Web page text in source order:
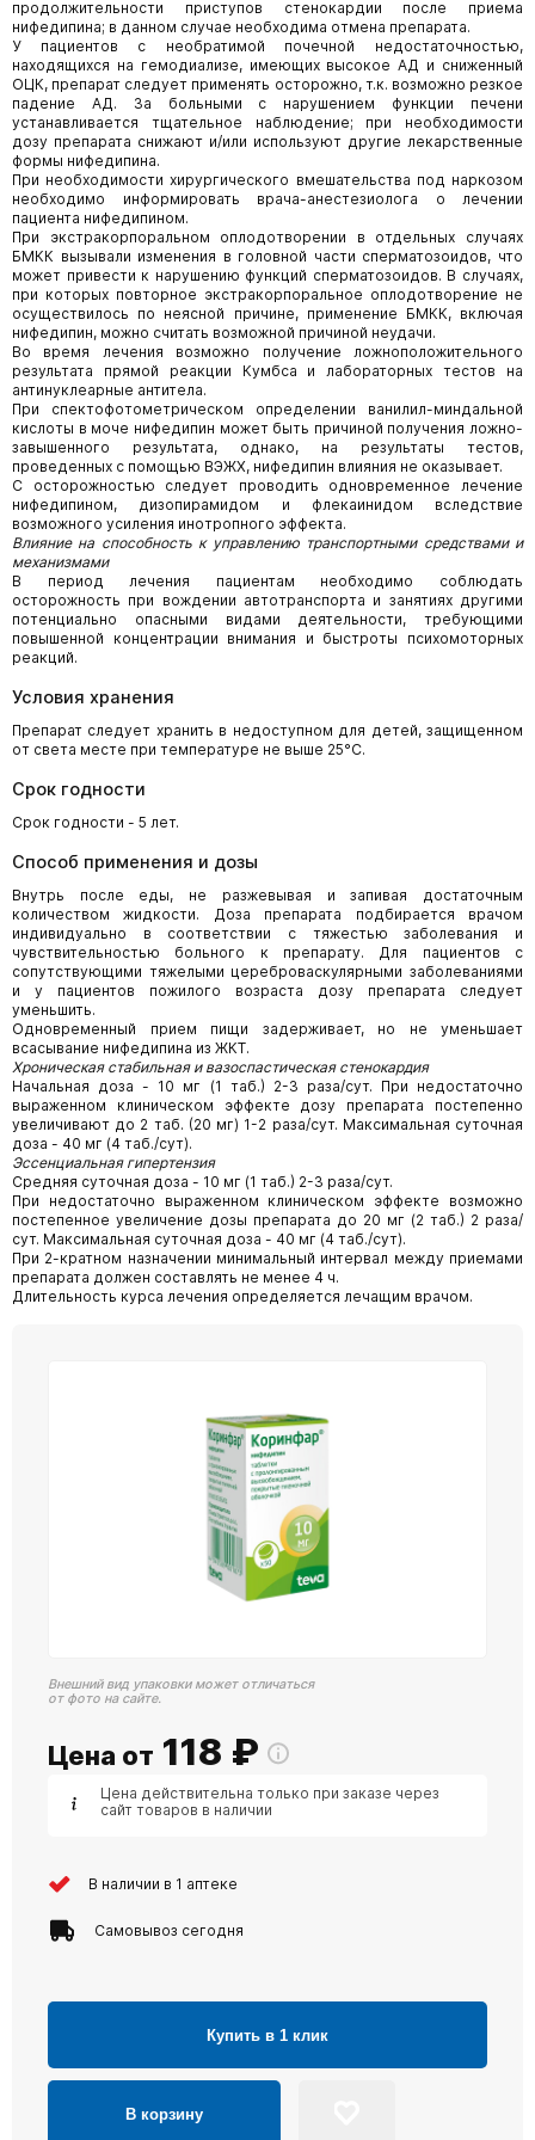
продолжительности приступов стенокардии после приема
нифедипина; в данном случае необходима отмена препарата.
У пациентов с необратимой почечной недостаточностью,
находящихся на гемодиализе, имеющих высокое АД и сниженный
ОЦК, препарат следует применять осторожно, т.к. возможно резкое
падение АД. За больными с нарушением функции печени
устанавливается тщательное наблюдение; при необходимости
дозу препарата снижают и/или используют другие лекарственные
формы нифедипина.
При необходимости хирургического вмешательства под наркозом
необходимо информировать врача-анестезиолога о лечении
пациента нифедипином.
При экстракорпоральном оплодотворении в отдельных случаях
БМКК вызывали изменения в головной части сперматозоидов, что
может привести к нарушению функций сперматозоидов. В случаях,
при которых повторное экстракорпоральное оплодотворение не
осуществилось по неясной причине, применение БМКК, включая
нифедипин, можно считать возможной причиной неудачи.
Во время лечения возможно получение ложноположительного
результата прямой реакции Кумбса и лабораторных тестов на
антинуклеарные антитела.
При спектофотометрическом определении ванилил-миндальной
кислоты в моче нифедипин может быть причиной получения ложно-
завышенного результата, однако, на результаты тестов,
проведенных с помощью ВЭЖХ, нифедипин влияния не оказывает.
С осторожностью следует проводить одновременное лечение
нифедипином, дизопирамидом и флекаинидом вследствие
возможного усиления инотропного эффекта.
Влияние на способность к управлению транспортными средствами и
механизмами
В период лечения пациентам необходимо соблюдать
осторожность при вождении автотранспорта и занятиях другими
потенциально опасными видами деятельности, требующими
повышенной концентрации внимания и быстроты психомоторных
реакций.
Условия хранения
Препарат следует хранить в недоступном для детей, защищенном
от света месте при температуре не выше 25°С.
Срок годности
Срок годности - 5 лет.
Способ применения и дозы
Внутрь после еды, не разжевывая и запивая достаточным
количеством жидкости. Доза препарата подбирается врачом
индивидуально в соответствии с тяжестью заболевания и
чувствительностью больного к препарату. Для пациентов с
сопутствующими тяжелыми цереброваскулярными заболеваниями
и у пациентов пожилого возраста дозу препарата следует
уменьшить.
Одновременный прием пищи задерживает, но не уменьшает
всасывание нифедипина из ЖКТ.
Хроническая стабильная и вазоспастическая стенокардия
Начальная доза - 10 мг (1 таб.) 2-3 раза/сут. При недостаточно
выраженном клиническом эффекте дозу препарата постепенно
увеличивают до 2 таб. (20 мг) 1-2 раза/сут. Максимальная суточная
доза - 40 мг (4 таб./сут).
Эссенциальная гипертензия
Средняя суточная доза - 10 мг (1 таб.) 2-3 раза/сут.
При недостаточно выраженном клиническом эффекте возможно
постепенное увеличение дозы препарата до 20 мг (2 таб.) 2 раза/
сут. Максимальная суточная доза - 40 мг (4 таб./сут).
При 2-кратном назначении минимальный интервал между приемами
препарата должен составлять не менее 4 ч.
Длительность курса лечения определяется лечащим врачом.
Внешний вид упаковки может отличаться
от фото на сайте.
Цена от 118 ₽
Цена действительна только при заказе через
сайт товаров в наличии
В наличии в 1 аптеке
Самовывоз сегодня
Купить в 1 клик
В корзину